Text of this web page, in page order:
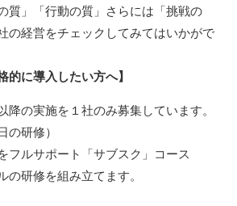
質」「行動の質」さらには「挑戦の
の経営をチェックしてみてはいかがで
的に導入したい方へ】
の実施を１社のみ募集しています。
研修）
ルサポート「サブスク」コース
の研修を組み立てます。